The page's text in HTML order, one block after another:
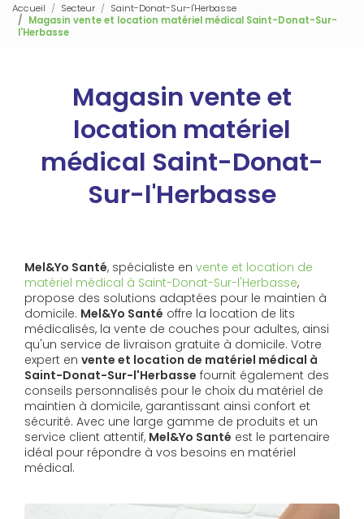
Accueil Secteur
Saint-Donat-Sur-l'Herbasse
Magasin vente et location matériel médical Saint-Donat-Sur-
l'Herbasse
Magasin vente et
location matériel
médical Saint-Donat-
Sur-l'Herbasse
Mel&Yo Santé, spécialiste en vente et location de
matériel médical à Saint-Donat-Sur-l'Herbasse,
propose des solutions adaptées pour le maintien à
domicile. Mel&Yo Santé offre la location de lits
médicalisés, la vente de couches pour adultes, ainsi
qu'un service de livraison gratuite à domicile. Votre
expert en vente et location de matériel médical à
Saint-Donat-Sur-l'Herbasse fournit également des
conseils personnalisés pour le choix du matériel de
maintien à domicile, garantissant ainsi confort et
sécurité. Avec une large gamme de produits et un
service client attentif, Mel&Yo Santé est le partenaire
idéal pour répondre à vos besoins en matériel
médical.